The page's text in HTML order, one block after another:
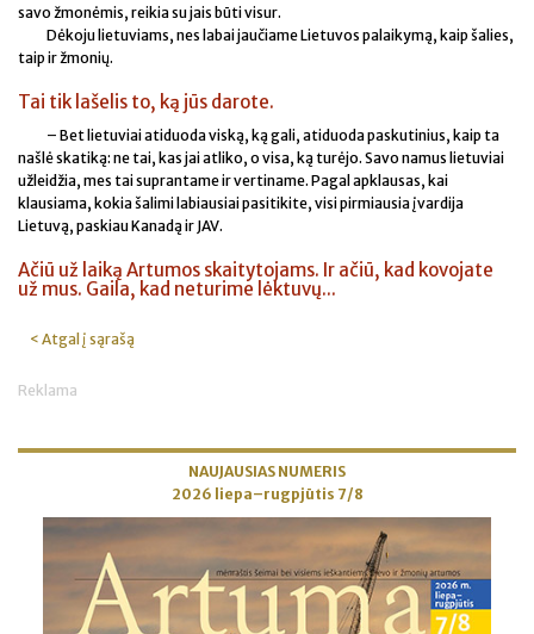
savo žmonėmis, reikia su jais būti visur.
Dėkoju lietuviams, nes labai jaučiame Lietuvos palaikymą, kaip šalies,
taip ir žmonių.
Tai tik lašelis to, ką jūs darote.
– Bet lietuviai atiduoda viską, ką gali, atiduoda paskutinius, kaip ta
našlė skatiką: ne tai, kas jai atliko, o visa, ką turėjo. Savo namus lietuviai
užleidžia, mes tai suprantame ir vertiname. Pagal apklausas, kai
klausiama, kokia šalimi labiausiai pasitikite, visi pirmiausia įvardija
Lietuvą, paskiau Kanadą ir JAV.
Ačiū už laiką Artumos skaitytojams. Ir ačiū, kad kovojate
už mus. Gaila, kad neturime lėktuvų...
< Atgal į sąrašą
Reklama
NAUJAUSIAS NUMERIS
2026 liepa–rugpjūtis 7/8